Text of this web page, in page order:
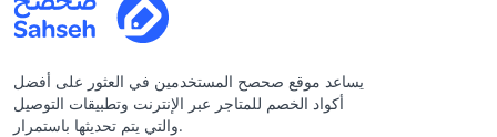
يساعد موقع صحصح المستخدمين في العثور على أفضل
أكواد الخصم للمتاجر عبر الإنترنت وتطبيقات التوصيل
والتي يتم تحديثها باستمرار.